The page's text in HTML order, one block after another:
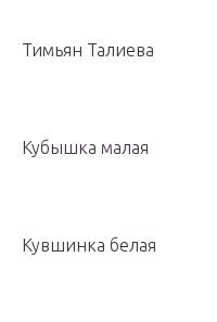
Тимьян Талиева
Кубышка малая
Кувшинка белая